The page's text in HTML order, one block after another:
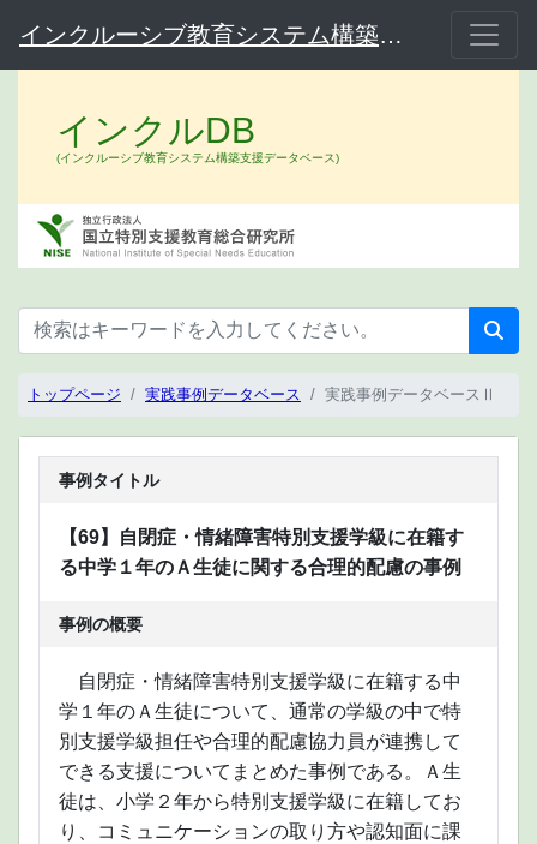
インクルーシブ教育システム構築支援データベース（インクルDB）
インクルDB
(インクルーシブ教育システム構築支援データベース)
トップページ 実践事例データベース 実践事例データベースⅡ
事例タイトル
【69】自閉症・情緒障害特別支援学級に在籍す
る中学１年のＡ生徒に関する合理的配慮の事例
事例の概要
自閉症・情緒障害特別支援学級に在籍する中
学１年のＡ生徒について、通常の学級の中で特
別支援学級担任や合理的配慮協力員が連携して
できる支援についてまとめた事例である。Ａ生
徒は、小学２年から特別支援学級に在籍してお
り、コミュニケーションの取り方や認知面に課